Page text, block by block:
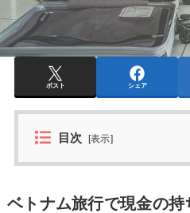
ポスト シェア
目次 [表示]
ベトナム旅行で現金の